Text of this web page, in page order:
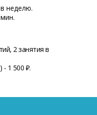
неделю.
2 занятия в
- 1 500 ₽.